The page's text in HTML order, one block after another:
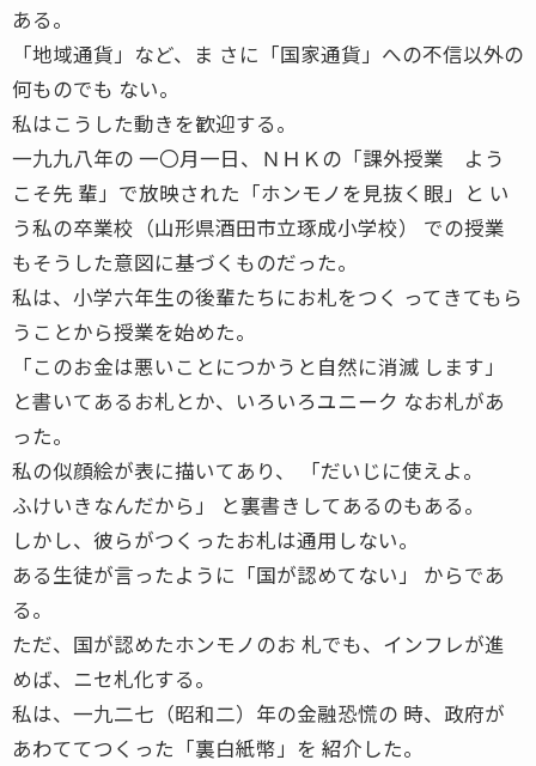
ある。
「地域通貨」など、ま さに「国家通貨」への不信以外の
何ものでも ない。
私はこうした動きを歓迎する。
一九九八年の 一〇月一日、ＮＨＫの「課外授業 よう
こそ先 輩」で放映された「ホンモノを見抜く眼」と い
う私の卒業校（山形県酒田市立琢成小学校） での授業
もそうした意図に基づくものだった。
私は、小学六年生の後輩たちにお札をつく ってきてもら
うことから授業を始めた。
「このお金は悪いことにつかうと自然に消滅 します」
と書いてあるお札とか、いろいろユニーク なお札があ
った。
私の似顔絵が表に描いてあり、 「だいじに使えよ。
ふけいきなんだから」 と裏書きしてあるのもある。
しかし、彼らがつくったお札は通用しない。
ある生徒が言ったように「国が認めてない」 からであ
る。
ただ、国が認めたホンモノのお 札でも、インフレが進
めば、ニセ札化する。
私は、一九二七（昭和二）年の金融恐慌の 時、政府が
あわててつくった「裏白紙幣」を 紹介した。